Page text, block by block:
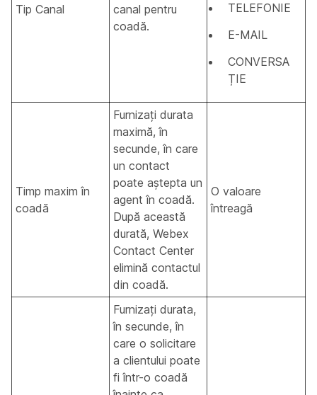
Tip Canal
canal pentru
coadă.
TELEFONIE
E-MAIL
CONVERSA
ȚIE
Timp maxim în
coadă
Furnizați durata
maximă, în
secunde, în care
un contact
poate aștepta un
agent în coadă.
După această
durată, Webex
Contact Center
elimină contactul
din coadă.
O valoare
întreagă
Furnizați durata,
în secunde, în
care o solicitare
a clientului poate
fi într-o coadă